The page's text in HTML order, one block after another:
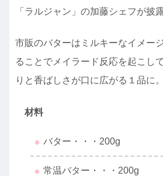
「ラルジャン」の加藤シェフが披露
市販のバターはミルキーなイメー
ることでメイラード反応を起こし
りと香ばしさが口に広がる１品に。
材料
バター・・・200g
常温バター・・・200g